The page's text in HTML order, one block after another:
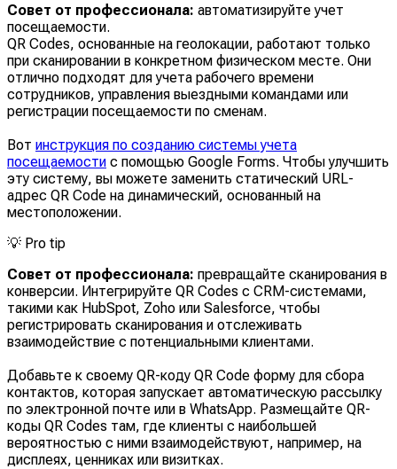
Совет от профессионала: автоматизируйте учет
посещаемости.
QR Codes, основанные на геолокации, работают только
при сканировании в конкретном физическом месте. Они
отлично подходят для учета рабочего времени
сотрудников, управления выездными командами или
регистрации посещаемости по сменам.
Вот инструкция по созданию системы учета
посещаемости с помощью Google Forms. Чтобы улучшить
эту систему, вы можете заменить статический URL-
адрес QR Code на динамический, основанный на
местоположении.
💡 Pro tip
Совет от профессионала: превращайте сканирования в
конверсии. Интегрируйте QR Codes с CRM-системами,
такими как HubSpot, Zoho или Salesforce, чтобы
регистрировать сканирования и отслеживать
взаимодействие с потенциальными клиентами.
Добавьте к своему QR-коду QR Code форму для сбора
контактов, которая запускает автоматическую рассылку
по электронной почте или в WhatsApp. Размещайте QR-
коды QR Codes там, где клиенты с наибольшей
вероятностью с ними взаимодействуют, например, на
дисплеях, ценниках или визитках.